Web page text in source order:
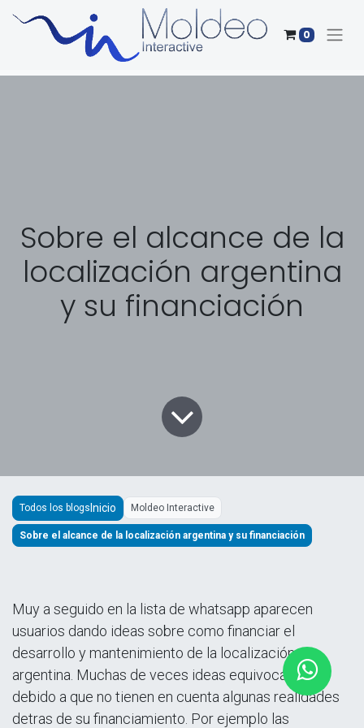
0
Sobre el alcance de la
localización argentina
y su financiación
Todos los blogs Moldeo Interactive
Sobre el alcance de la localización argentina y su financiación
Muy a seguido en la lista de whatsapp aparecen
usuarios dando ideas sobre como financiar el
desarrollo y mantenimiento de la localización
argentina. Muchas de veces ideas equivocadas
debido a que no tienen en cuenta algunas realidades
detras de su financiamiento. Por ejemplo las